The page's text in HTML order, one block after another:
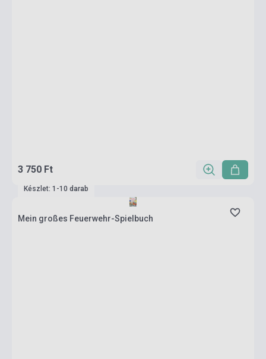
3 750 Ft
Készlet: 1-10 darab
Mein großes Feuerwehr-Spielbuch